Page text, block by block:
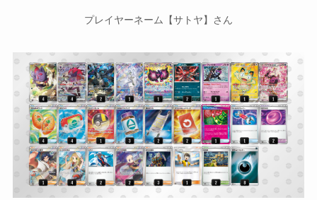
プレイヤーネーム【サトヤ】さん